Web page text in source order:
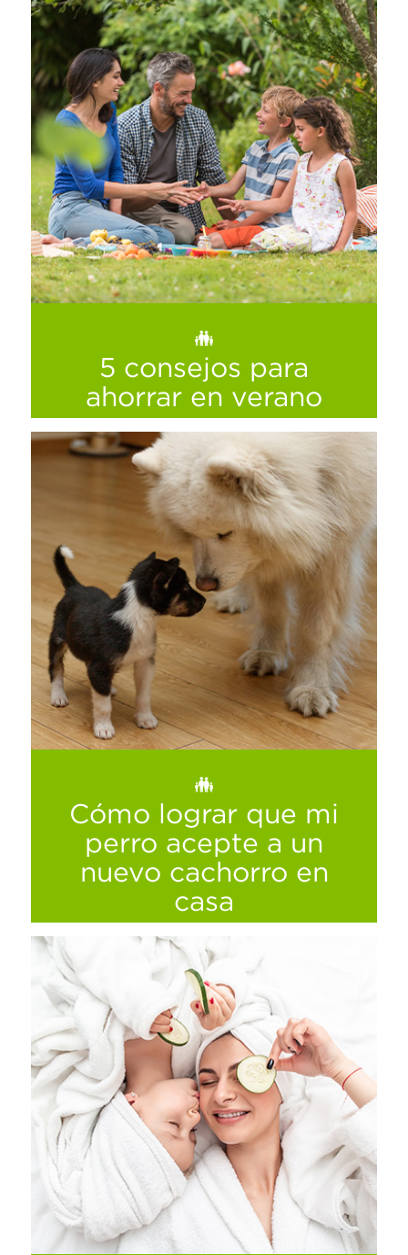
Lo mejor para el Día del Padre está en La
Comer
Ver más
5 consejos para
ahorrar en verano
Vive increíbles experiencias sin salirte de tu
presupuesto
Ver más
Cómo lograr que mi
perro acepte a un
nuevo cachorro en
casa